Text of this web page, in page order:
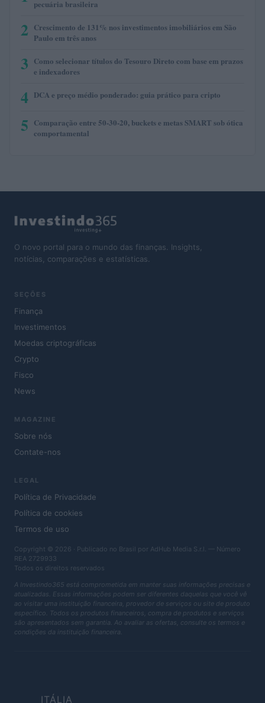
pecuária brasileira
2 Crescimento de 131% nos investimentos imobiliários em São
Paulo em três anos
3 Como selecionar títulos do Tesouro Direto com base em prazos
e indexadores
4 DCA e preço médio ponderado: guia prático para cripto
5 Comparação entre 50-30-20, buckets e metas SMART sob ótica
comportamental
O novo portal para o mundo das finanças. Insights,
notícias, comparações e estatísticas.
SEÇÕES
Finança
Investimentos
Moedas criptográficas
Crypto
Fisco
News
MAGAZINE
Sobre nós
Contate-nos
LEGAL
Política de Privacidade
Política de cookies
Termos de uso
Copyright © 2026 · Publicado no Brasil por AdHub Media S.r.l. — Número
REA 2729933
Todos os direitos reservados
A Investindo365 está comprometida em manter suas informações precisas e
atualizadas. Essas informações podem ser diferentes daquelas que você vê
ao visitar uma instituição financeira, provedor de serviços ou site de produto
específico. Todos os produtos financeiros, compra de produtos e serviços
são apresentados sem garantia. Ao avaliar as ofertas, consulte os termos e
condições da instituição financeira.
ITÁLIA